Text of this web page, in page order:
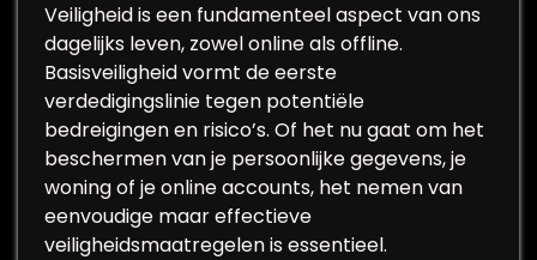
Veiligheid is een fundamenteel aspect van ons
dagelijks leven, zowel online als offline.
Basisveiligheid vormt de eerste
verdedigingslinie tegen potentiële
bedreigingen en risico’s. Of het nu gaat om het
beschermen van je persoonlijke gegevens, je
woning of je online accounts, het nemen van
eenvoudige maar effectieve
veiligheidsmaatregelen is essentieel.